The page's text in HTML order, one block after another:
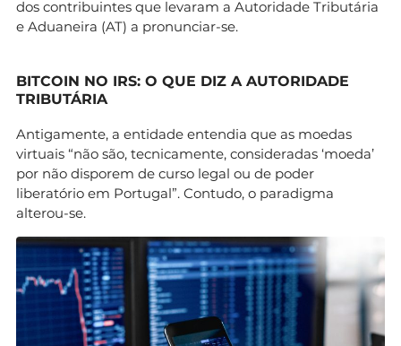
dos contribuintes que levaram a Autoridade Tributária
e Aduaneira (AT) a pronunciar-se.
BITCOIN NO IRS: O QUE DIZ A AUTORIDADE
TRIBUTÁRIA
Antigamente, a entidade entendia que as moedas
virtuais “não são, tecnicamente, consideradas ‘moeda’
por não disporem de curso legal ou de poder
liberatório em Portugal”. Contudo, o paradigma
alterou-se.